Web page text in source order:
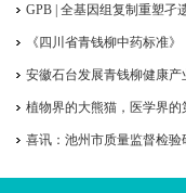
GPB | 全基因组复制重塑孑
《四川省青钱柳中药标准》
安徽石台发展青钱柳健康
植物界的大熊猫，医学界
业基地助力乡村振兴
喜讯：池州市质量监督检